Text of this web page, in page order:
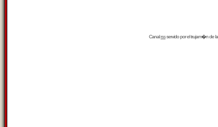
Canalrssservido por eltrujam�nde